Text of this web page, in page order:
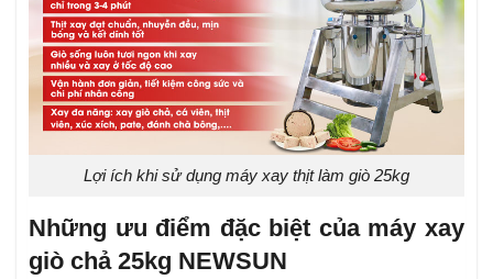
Lợi ích khi sử dụng máy xay thịt làm giò 25kg
Những ưu điểm đặc biệt của máy xay
giò chả 25kg NEWSUN